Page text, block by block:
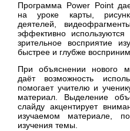
Программа Power Point
на уроке карты,
деятелей,
эффективно используются
зрительное восприятие
быстрее и глубже
При объяснении нового
даёт возможность
помогает учителю и
материал. Выделение
слайду акцентирует
изучаемом материале,
изучения темы.